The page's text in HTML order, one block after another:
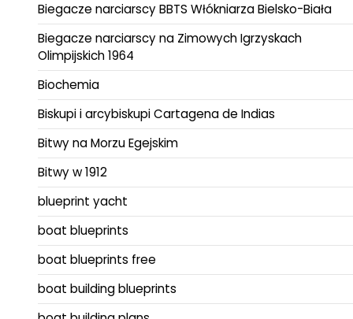
Biegacze narciarscy BBTS Włókniarza Bielsko-Biała
Biegacze narciarscy na Zimowych Igrzyskach
Olimpijskich 1964
Biochemia
Biskupi i arcybiskupi Cartagena de Indias
Bitwy na Morzu Egejskim
Bitwy w 1912
blueprint yacht
boat blueprints
boat blueprints free
boat building blueprints